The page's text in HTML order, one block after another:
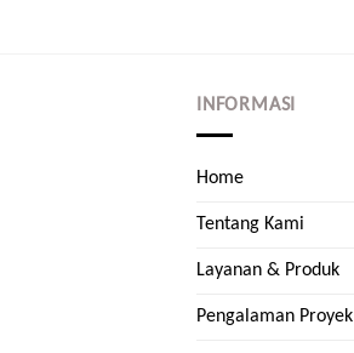
INFORMASI
Home
Tentang Kami
Layanan & Produk
Pengalaman Proyek